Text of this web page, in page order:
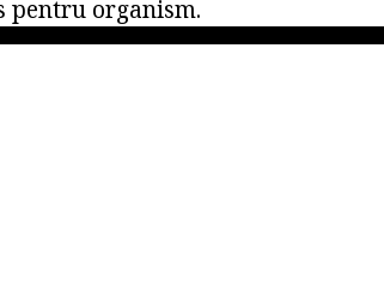
pentru organism.